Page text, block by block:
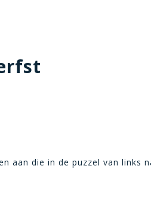
aan die in de puzzel van links